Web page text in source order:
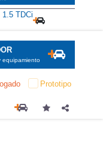
equipamiento
Prototipo
1.5 TDCi